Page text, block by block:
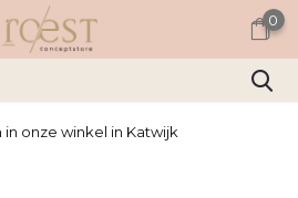
0
in onze winkel in Katwijk